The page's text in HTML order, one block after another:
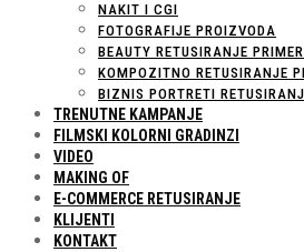
NAKIT I CGI
FOTOGRAFIJE PROIZVODA
BEAUTY RETUSIRANJE
KOMPOZITNO RETUSIRANJE
BIZNIS PORTRETI
TRENUTNE KAMPANJE
FILMSKI KOLORNI GRADINZI
VIDEO
MAKING OF
E-COMMERCE RETUSIRANJE
KLIJENTI
KONTAKT